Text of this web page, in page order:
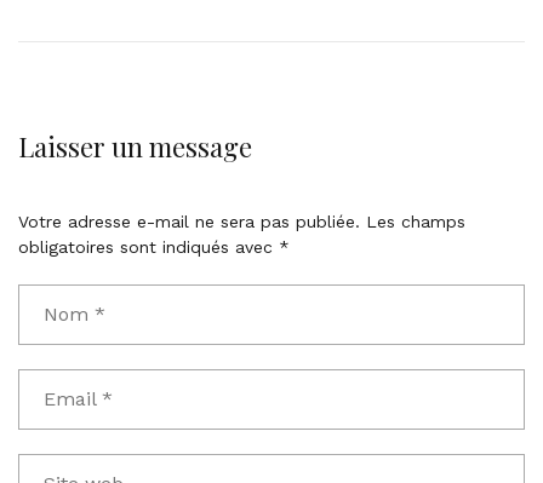
Laisser un message
Votre adresse e-mail ne sera pas publiée. Les champs
obligatoires sont indiqués avec *